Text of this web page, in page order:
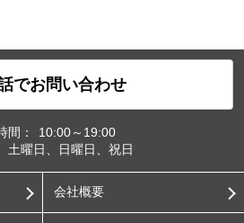
でお問い合わせ
間：
10:00～19:00
土曜日、日曜日、祝日
会社概要